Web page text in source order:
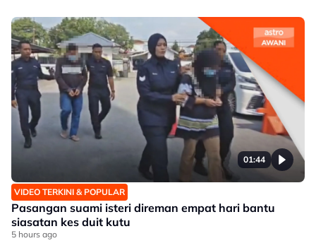
01:44
VIDEO TERKINI & POPULAR
Pasangan suami isteri direman empat hari bantu
siasatan kes duit kutu
5 hours ago